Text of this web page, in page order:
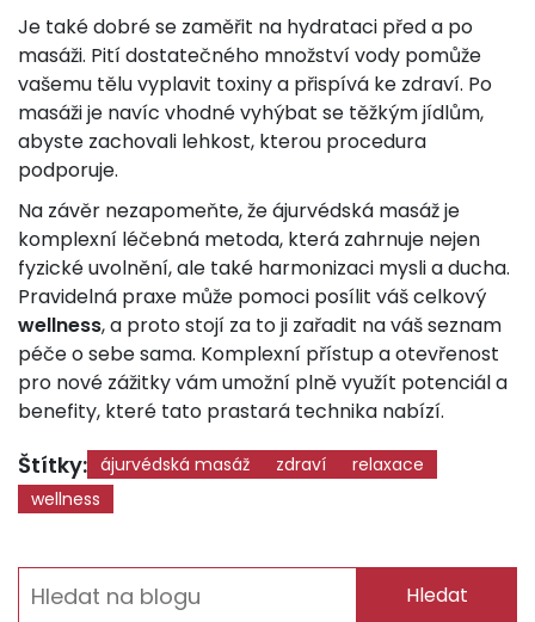
Je také dobré se zaměřit na hydrataci před a po
masáži. Pití dostatečného množství vody pomůže
vašemu tělu vyplavit toxiny a přispívá ke zdraví. Po
masáži je navíc vhodné vyhýbat se těžkým jídlům,
abyste zachovali lehkost, kterou procedura
podporuje.
Na závěr nezapomeňte, že ájurvédská masáž je
komplexní léčebná metoda, která zahrnuje nejen
fyzické uvolnění, ale také harmonizaci mysli a ducha.
Pravidelná praxe může pomoci posílit váš celkový
wellness, a proto stojí za to ji zařadit na váš seznam
péče o sebe sama. Komplexní přístup a otevřenost
pro nové zážitky vám umožní plně využít potenciál a
benefity, které tato prastará technika nabízí.
Štítky: ájurvédská masáž zdraví
relaxace
wellness
Hledat